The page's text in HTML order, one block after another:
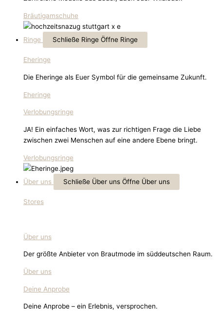
Bräutigamschuhe
Ringe Schließe Ringe Öffne Ringe
Eheringe
Die Eheringe als Euer Symbol für die gemeinsame Zukunft.
Eheringe
Verlobungsringe
JA! Ein einfaches Wort, was zur richtigen Frage die Liebe
zwischen zwei Menschen auf eine andere Ebene bringt.
Verlobungsringe
Über uns Schließe Über uns Öffne Über uns
Stores
Über uns
Der größte Anbieter von Brautmode im süddeutschen Raum.
Über uns
Deine Anprobe
Deine Anprobe – ein Erlebnis, versprochen.